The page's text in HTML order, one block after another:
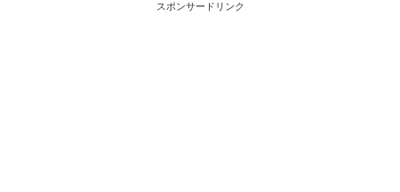
スポンサードリンク